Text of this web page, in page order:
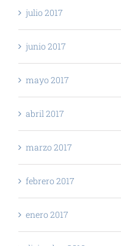
julio 2017
junio 2017
mayo 2017
abril 2017
marzo 2017
febrero 2017
enero 2017